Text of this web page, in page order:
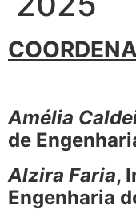
Amélia
de
Alzira Faria,
Engenharia